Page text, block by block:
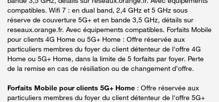
compatibles. Wifi 7 : en dual band, 2,4 GHz et 5 GHz sous
réserve de couverture 5G+ et en bande 3,5 GHz, détails sur
reseaux.orange.fr. Avec équipements compatibles. Forfaits Mobile
pour clients 4G Home ou 5G+ Home : Offre réservée aux
particuliers membres du foyer du client détenteur de l'offre 4G
Home ou 5G+ Home, dans la limite de 5 forfaits par foyer. Perte
de la remise en cas de résiliation ou de changement d’offre.
Forfaits Mobile pour clients 5G+ Home : Offre réservée aux
particuliers membres du foyer du client détenteur de l'offre 5G+